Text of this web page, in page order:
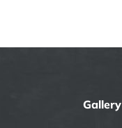
Gallery